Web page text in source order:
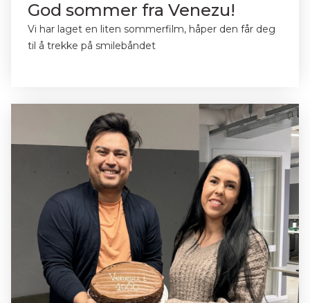
God sommer fra Venezu!
Vi har laget en liten sommerfilm, håper den får deg
til å trekke på smilebåndet